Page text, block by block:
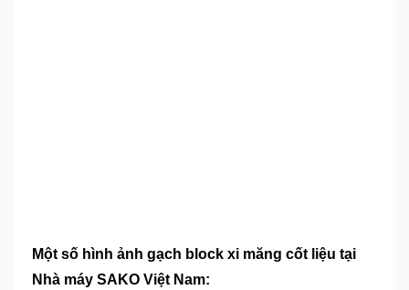
Một số hình ảnh gạch block xi măng cốt liệu tại
Nhà máy SAKO Việt Nam: